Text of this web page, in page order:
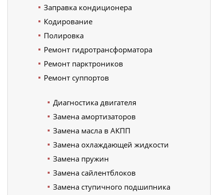
Заправка кондиционера
Кодирование
Полировка
Ремонт гидротрансформатора
Ремонт парктроников
Ремонт суппортов
Диагностика двигателя
Замена амортизаторов
Замена масла в АКПП
Замена охлаждающей жидкости
Замена пружин
Замена сайлентблоков
Замена ступичного подшипника